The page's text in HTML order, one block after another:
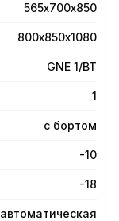
565х700х850
800х850х1080
GNE 1/BT
1
с бортом
-10
-18
автоматическая